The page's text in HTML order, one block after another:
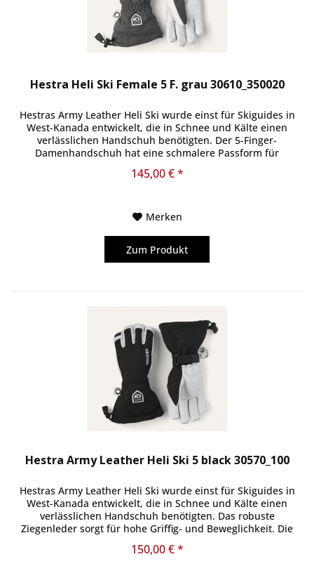
Hestra Heli Ski Female 5 F. grau 30610_350020
Hestras Army Leather Heli Ski wurde einst für Skiguides in
West-Kanada entwickelt, die in Schnee und Kälte einen
verlässlichen Handschuh benötigten. Der 5-Finger-
Damenhandschuh hat eine schmalere Passform für
145,00 € *
Merken
Zum Produkt
Hestra Army Leather Heli Ski 5 black 30570_100
Hestras Army Leather Heli Ski wurde einst für Skiguides in
West-Kanada entwickelt, die in Schnee und Kälte einen
verlässlichen Handschuh benötigten. Das robuste
Ziegenleder sorgt für hohe Griffig- und Beweglichkeit. Die
150,00 € *